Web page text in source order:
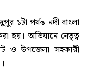
পর্যন্ত নদী বাংলা
হয়। অভিযানে নেতৃত্ব
ও উপজেলা সহকারী